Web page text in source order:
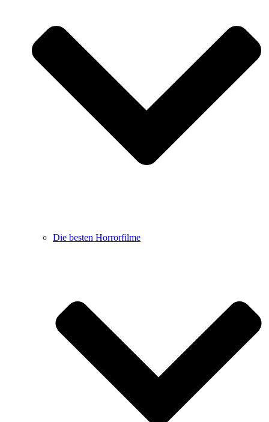
Die besten Horrorfilme